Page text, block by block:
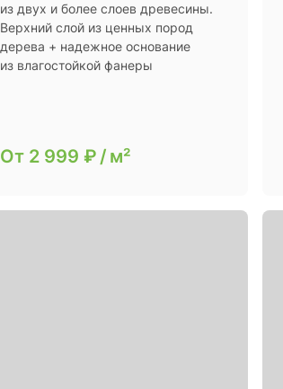
из двух и более слоев древесины.
Верхний слой из ценных пород
дерева + надежное основание
из влагостойкой фанеры
От 2 999 ₽ / м²